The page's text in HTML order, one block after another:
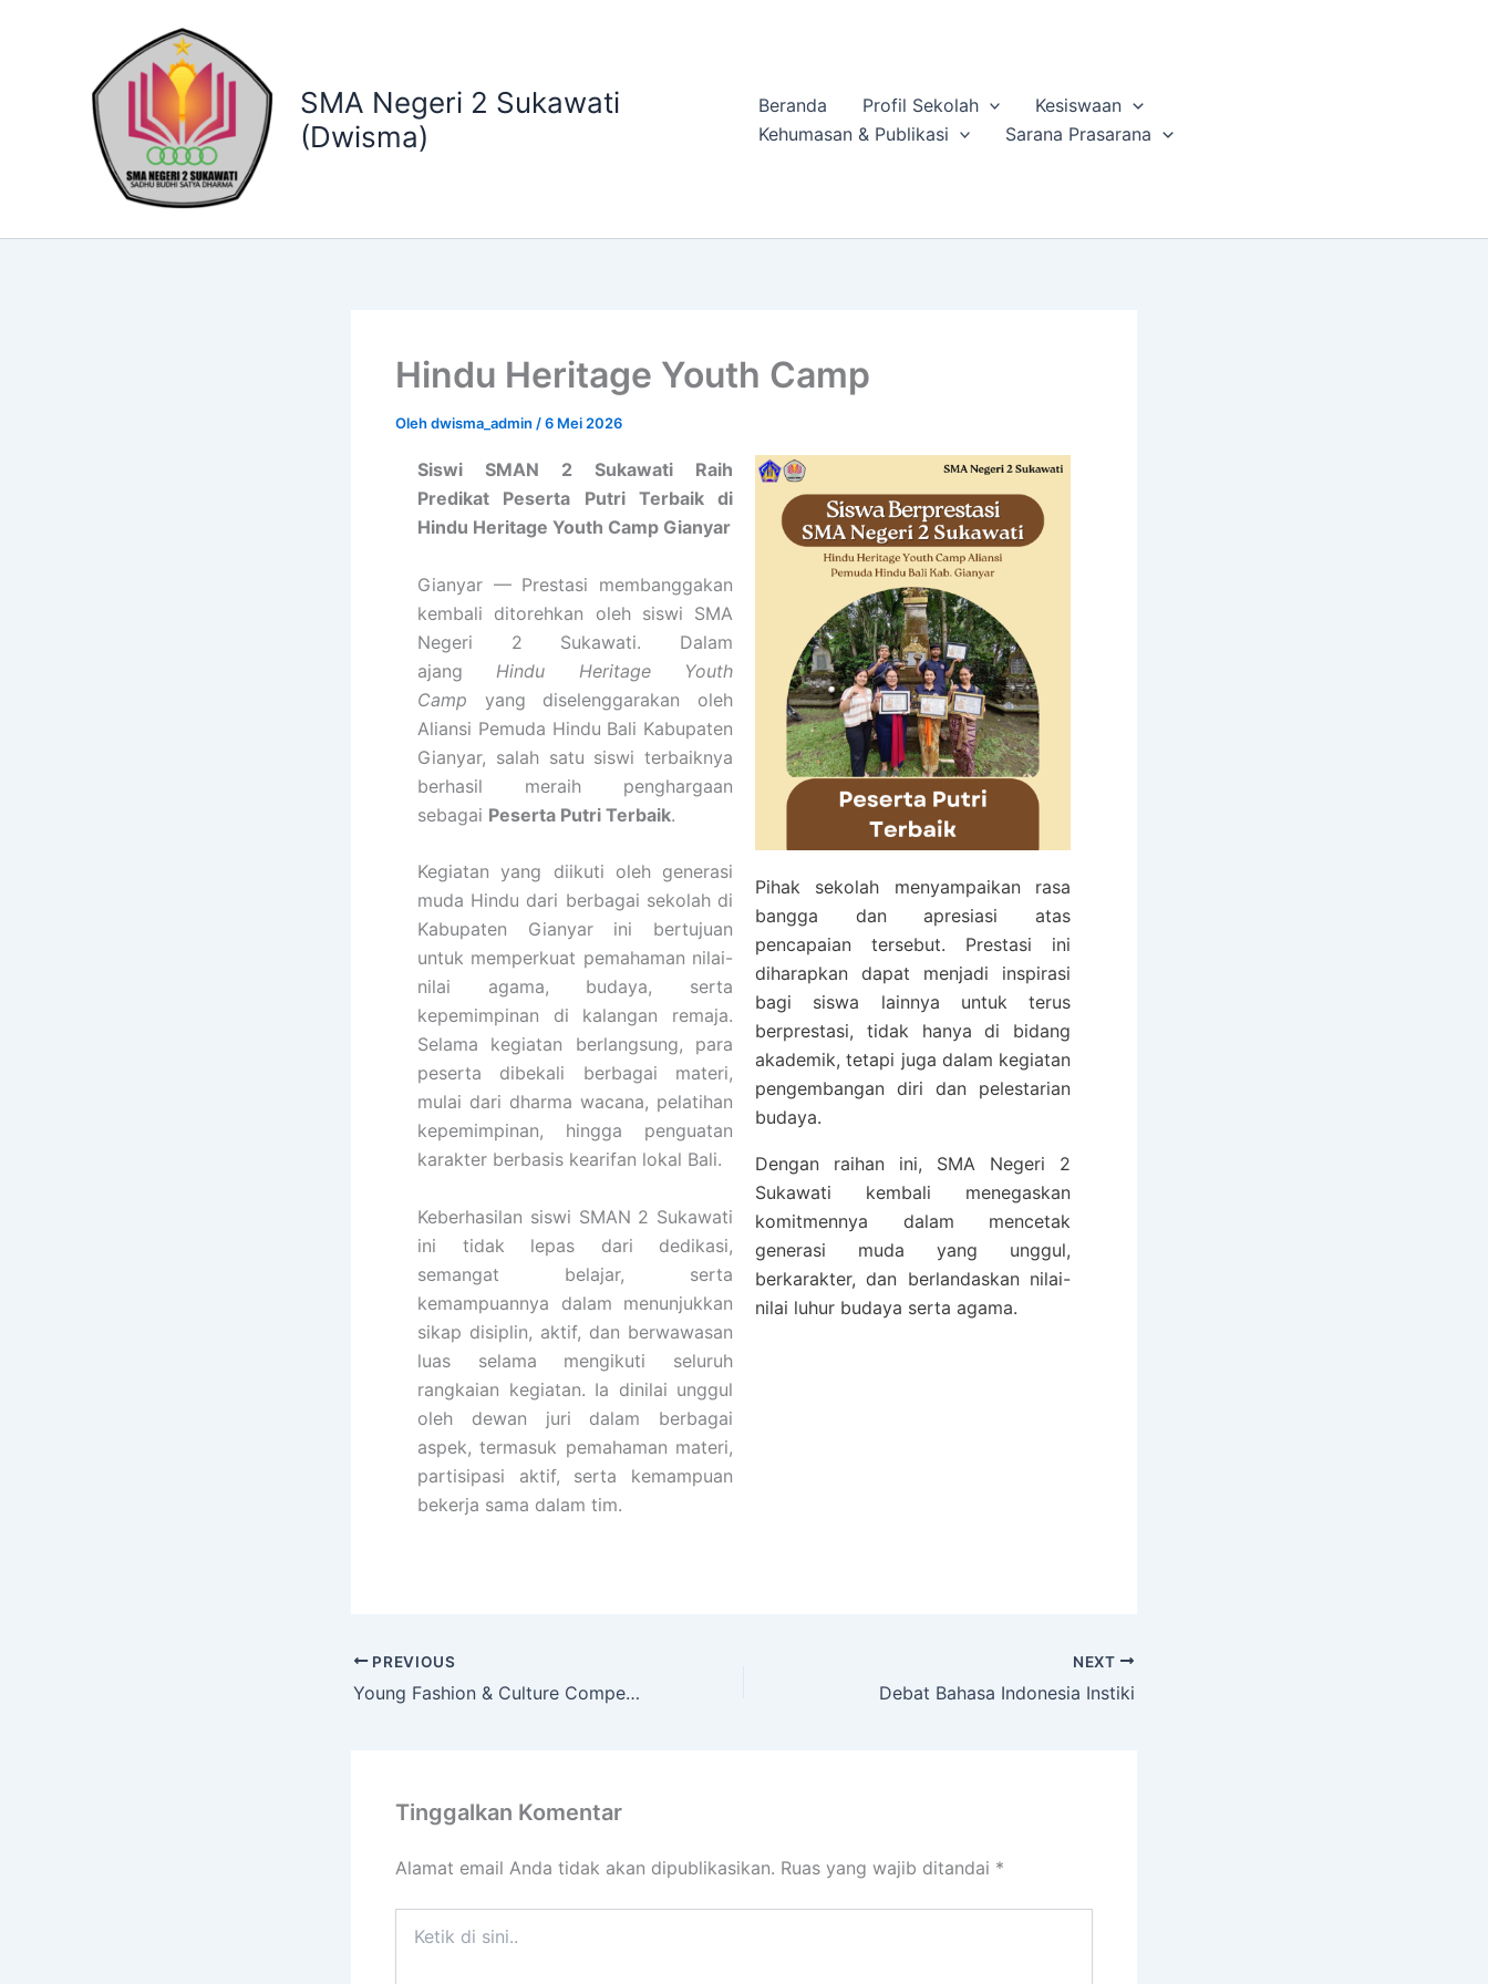
SMA Negeri 2 Sukawati
(Dwisma)
Beranda Profil Sekolah
Kesiswaan
Kehumasan & Publikasi
Sarana Prasarana
Hindu Heritage Youth Camp
Olehdwisma_admin /6 Mei 2026
Siswi SMAN 2 Sukawati Raih
Predikat Peserta Putri Terbaik di
Hindu Heritage Youth Camp Gianyar
Gianyar — Prestasi membanggakan
kembali ditorehkan oleh siswi SMA
Negeri 2 Sukawati. Dalam
ajang Hindu Heritage Youth
Camp yang diselenggarakan oleh
Aliansi Pemuda Hindu Bali Kabupaten
Gianyar, salah satu siswi terbaiknya
berhasil meraih penghargaan
sebagai Peserta Putri Terbaik.
Kegiatan yang diikuti oleh generasi
muda Hindu dari berbagai sekolah di
Kabupaten Gianyar ini bertujuan
untuk memperkuat pemahaman nilai-
nilai agama, budaya, serta
kepemimpinan di kalangan remaja.
Selama kegiatan berlangsung, para
peserta dibekali berbagai materi,
mulai dari dharma wacana, pelatihan
kepemimpinan, hingga penguatan
karakter berbasis kearifan lokal Bali.
Keberhasilan siswi SMAN 2 Sukawati
ini tidak lepas dari dedikasi,
semangat belajar, serta
kemampuannya dalam menunjukkan
sikap disiplin, aktif, dan berwawasan
luas selama mengikuti seluruh
rangkaian kegiatan. Ia dinilai unggul
oleh dewan juri dalam berbagai
aspek, termasuk pemahaman materi,
partisipasi aktif, serta kemampuan
bekerja sama dalam tim.
Pihak sekolah menyampaikan rasa
bangga dan apresiasi atas
pencapaian tersebut. Prestasi ini
diharapkan dapat menjadi inspirasi
bagi siswa lainnya untuk terus
berprestasi, tidak hanya di bidang
akademik, tetapi juga dalam kegiatan
pengembangan diri dan pelestarian
budaya.
Dengan raihan ini, SMA Negeri 2
Sukawati kembali menegaskan
komitmennya dalam mencetak
generasi muda yang unggul,
berkarakter, dan berlandaskan nilai-
nilai luhur budaya serta agama.
PREVIOUS
Young Fashion & Culture Competition 2024
NEXT
Debat Bahasa Indonesia Instiki
Tinggalkan Komentar
Alamat email Anda tidak akan dipublikasikan. Ruas yang wajib ditandai *